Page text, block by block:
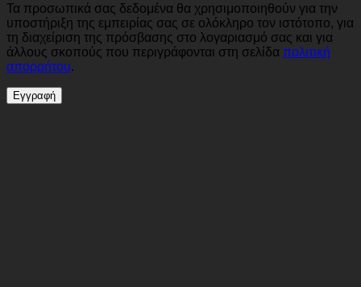
Τα προσωπικά σας δεδομένα θα χρησιμοποιηθούν για την
υποστήριξη της εμπειρίας σας σε ολόκληρο τον ιστότοπο, για
τη διαχείριση της πρόσβασης στο λογαριασμό σας και για
άλλους σκοπούς που περιγράφονται στη σελίδα πολιτική
απορρήτου.
Εγγραφή